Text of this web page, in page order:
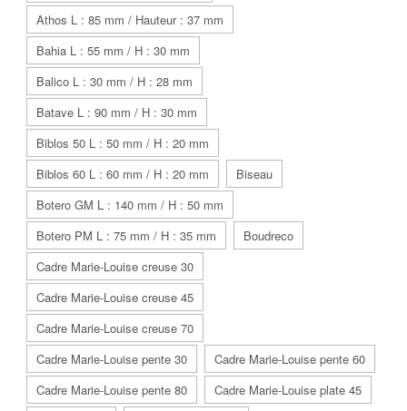
Athos L : 85 mm / Hauteur : 37 mm
Bahia L : 55 mm / H : 30 mm
Balico L : 30 mm / H : 28 mm
Batave L : 90 mm / H : 30 mm
Biblos 50 L : 50 mm / H : 20 mm
Biblos 60 L : 60 mm / H : 20 mm
Biseau
Botero GM L : 140 mm / H : 50 mm
Botero PM L : 75 mm / H : 35 mm
Boudreco
Cadre Marie-Louise creuse 30
Cadre Marie-Louise creuse 45
Cadre Marie-Louise creuse 70
Cadre Marie-Louise pente 30
Cadre Marie-Louise pente 60
Cadre Marie-Louise pente 80
Cadre Marie-Louise plate 45